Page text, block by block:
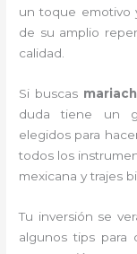
un toque emotivo
de su amplio
calidad.
Si buscas
duda tiene un
elegidos para
todos los
mexicana y trajes
Tu inversión se
algunos tips